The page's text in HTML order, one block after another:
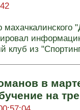
клуб из
в
на